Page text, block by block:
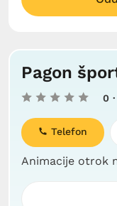
Pagon
0
Animacije otrok
Telefon